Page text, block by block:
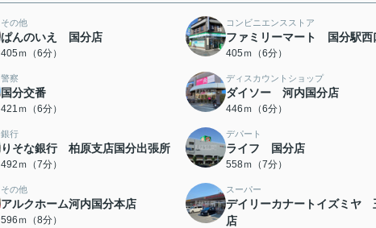
その他
ぱんのいえ 国分店
405ｍ（6分）
コンビニエンスストア
ファミリーマート 国分駅西
405ｍ（6分）
警察
国分交番
421ｍ（6分）
ディスカウントショップ
ダイソー 河内国分店
446ｍ（6分）
銀行
りそな銀行 柏原支店国分出張所
492ｍ（7分）
デパート
ライフ 国分店
558ｍ（7分）
その他
アルクホーム河内国分本店
596ｍ（8分）
スーパー
デイリーカナートイズミヤ
店